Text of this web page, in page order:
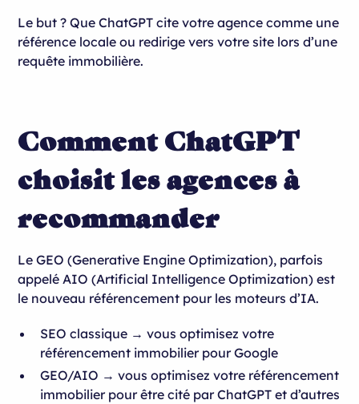
Le but ? Que ChatGPT cite votre agence comme une
référence locale ou redirige vers votre site lors d’une
requête immobilière.
Comment ChatGPT
choisit les agences à
recommander
Le GEO (Generative Engine Optimization), parfois
appelé AIO (Artificial Intelligence Optimization) est
le nouveau référencement pour les moteurs d’IA.
SEO classique → vous optimisez votre
référencement immobilier pour Google
GEO/AIO → vous optimisez votre référencement
immobilier pour être cité par ChatGPT et d’autres